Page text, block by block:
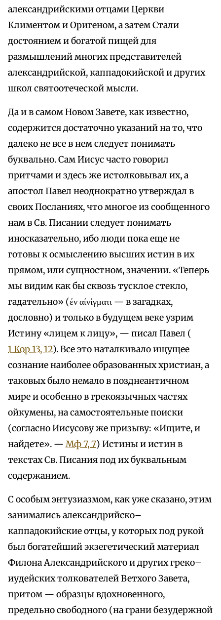
александрийскими отцами Церкви
Климентом и Оригеном, а затем Стали
достоянием и богатой пищей для
размышлений многих представителей
александрийской, каппадокийской и других
школ святоотеческой мысли.
Да и в самом Новом Завете, как известно,
содержится достаточно указаний на то, что
далеко не все в нем следует понимать
буквально. Сам Иисус часто говорил
притчами и здесь же истолковывал их, а
апостол Павел неоднократно утверждал в
своих Посланиях, что многое из сообщенного
нам в Св. Писании следует понимать
иносказательно, ибо люди пока еще не
готовы к осмыслению высших истин в их
прямом, или сущностном, значении. «Теперь
мы видим как бы сквозь тусклое стекло,
гадательно» (έν αίνίγματι — в загадках,
дословно) и только в будущем веке узрим
Истину «лицем к лицу», — писал Павел (
1 Кор 13, 12). Все это наталкивало ищущее
сознание наиболее образованных христиан, а
таковых было немало в позднеантичном
мире и особенно в грекоязычных частях
ойкумены, на самостоятельные поиски
(согласно Иисусову же призыву: «Ищите, и
найдете». — Мф 7, 7) Истины и истин в
текстах Св. Писания под их буквальным
содержанием.
С особым энтузиазмом, как уже сказано, этим
занимались александрийско–
каппадокийские отцы, у которых под рукой
был богатейший экзегетический материал
Филона Александрийского и других греко–
иудейских толкователей Ветхого Завета,
притом — образцы вдохновенного,
предельно свободного (на грани безудержной